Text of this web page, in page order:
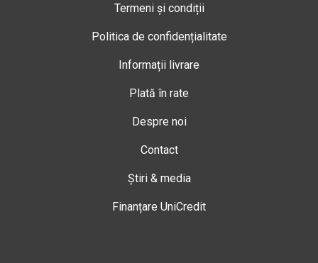
Termeni și condiții
Politica de confidențialitate
Informații livrare
Plată în rate
Despre noi
Contact
Știri & media
Finanțare UniCredit